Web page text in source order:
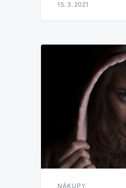
15. 3. 2021
NÁKUPY